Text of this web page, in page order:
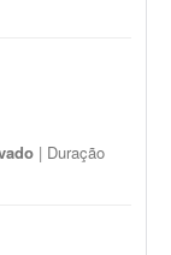
| Duração